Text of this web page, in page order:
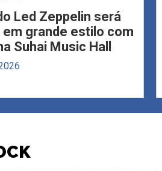
Led Zeppelin será
grande estilo com
Suhai Music Hall